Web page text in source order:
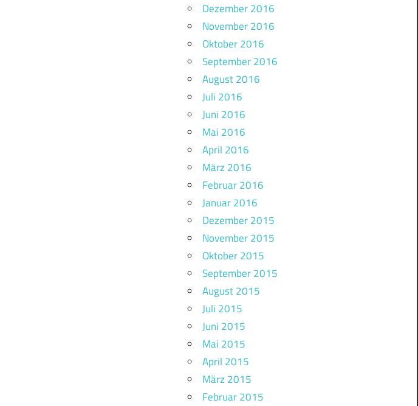
Dezember 2016
November 2016
Oktober 2016
September 2016
August 2016
Juli 2016
Juni 2016
Mai 2016
April 2016
März 2016
Februar 2016
Januar 2016
Dezember 2015
November 2015
Oktober 2015
September 2015
August 2015
Juli 2015
Juni 2015
Mai 2015
April 2015
März 2015
Februar 2015